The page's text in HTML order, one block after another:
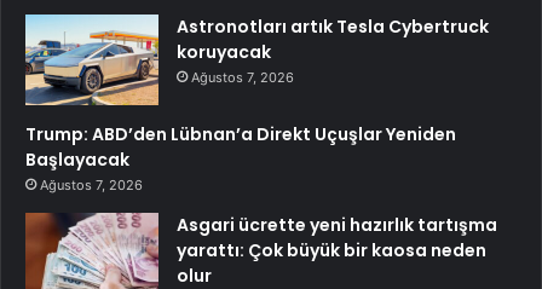
Astronotları artık Tesla Cybertruck
koruyacak
Ağustos 7, 2026
Trump: ABD’den Lübnan’a Direkt Uçuşlar Yeniden
Başlayacak
Ağustos 7, 2026
Asgari ücrette yeni hazırlık tartışma
yarattı: Çok büyük bir kaosa neden
olur